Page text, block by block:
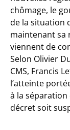
chômage, le
de la situation
maintenant sa
viennent de
Selon Olivier
CMS, Francis
l’atteinte
à la
décret soit